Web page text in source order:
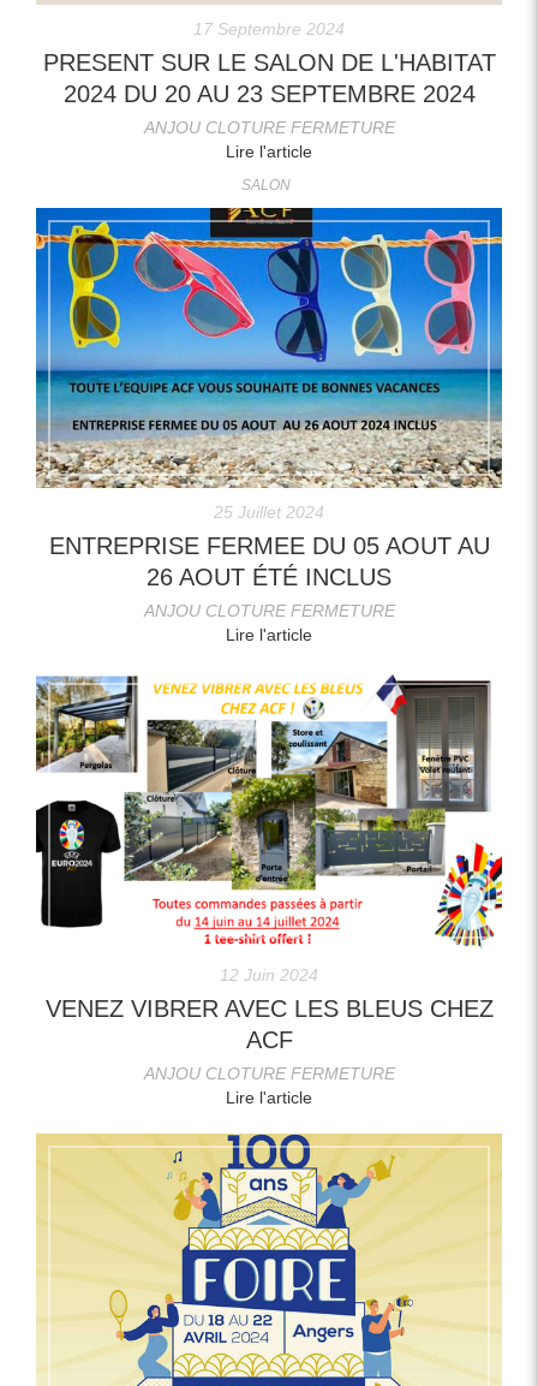
17 Septembre 2024
PRESENT SUR LE SALON DE L'HABITAT
2024 DU 20 AU 23 SEPTEMBRE 2024
ANJOU CLOTURE FERMETURE
Lire l'article
SALON
25 Juillet 2024
ENTREPRISE FERMEE DU 05 AOUT AU
26 AOUT ÉTÉ INCLUS
ANJOU CLOTURE FERMETURE
Lire l'article
12 Juin 2024
VENEZ VIBRER AVEC LES BLEUS CHEZ
ACF
ANJOU CLOTURE FERMETURE
Lire l'article